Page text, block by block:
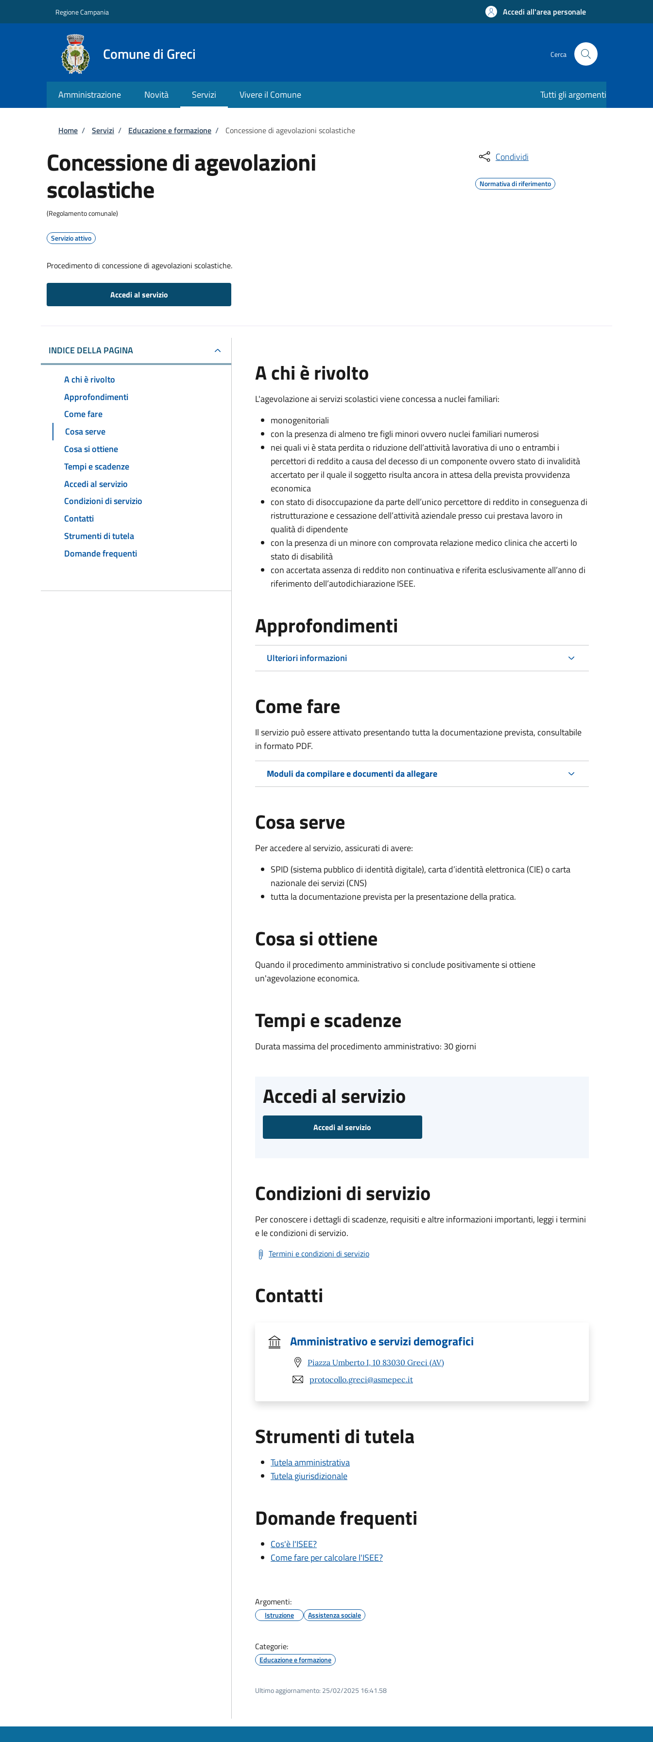
Regione Campania Accedi all'area personale
Comune di Greci Cerca
Amministrazione Novità Servizi Vivere il Comune Tutti gli argomenti
Briciole di pane
Home / Servizi / Educazione e formazione / Concessione di agevolazioni scolastiche
Concessione di agevolazioni
scolastiche
(Regolamento comunale)
Servizio attivo
Procedimento di concessione di agevolazioni scolastiche.
Accedi al servizio
Condividi
Normativa di riferimento
INDICE DELLA PAGINA
A chi è rivolto
Approfondimenti
Come fare
Cosa serve
Cosa si ottiene
Tempi e scadenze
Accedi al servizio
Condizioni di servizio
Contatti
Strumenti di tutela
Domande frequenti
A chi è rivolto
L'agevolazione ai servizi scolastici viene concessa a nuclei familiari:
monogenitoriali
con la presenza di almeno tre figli minori ovvero nuclei familiari numerosi
nei quali vi è stata perdita o riduzione dell’attività lavorativa di uno o entrambi i
percettori di reddito a causa del decesso di un componente ovvero stato di invalidità
accertato per il quale il soggetto risulta ancora in attesa della prevista provvidenza
economica
con stato di disoccupazione da parte dell’unico percettore di reddito in conseguenza di
ristrutturazione e cessazione dell’attività aziendale presso cui prestava lavoro in
qualità di dipendente
con la presenza di un minore con comprovata relazione medico clinica che accerti lo
stato di disabilità
con accertata assenza di reddito non continuativa e riferita esclusivamente all’anno di
riferimento dell’autodichiarazione ISEE.
Approfondimenti
Ulteriori informazioni
Come fare
Il servizio può essere attivato presentando tutta la documentazione prevista, consultabile
in formato PDF.
Moduli da compilare e documenti da allegare
Cosa serve
Per accedere al servizio, assicurati di avere:
SPID (sistema pubblico di identità digitale), carta d’identità elettronica (CIE) o carta
nazionale dei servizi (CNS)
tutta la documentazione prevista per la presentazione della pratica.
Cosa si ottiene
Quando il procedimento amministrativo si conclude positivamente si ottiene
un'agevolazione economica.
Tempi e scadenze
Durata massima del procedimento amministrativo: 30 giorni
Accedi al servizio
Accedi al servizio
Condizioni di servizio
Per conoscere i dettagli di scadenze, requisiti e altre informazioni importanti, leggi i termini
e le condizioni di servizio.
Termini e condizioni di servizio
Contatti
Amministrativo e servizi demografici
Piazza Umberto I, 10 83030 Greci (AV)
protocollo.greci@asmepec.it
Strumenti di tutela
Tutela amministrativa
Tutela giurisdizionale
Domande frequenti
Cos'è l'ISEE?
Come fare per calcolare l'ISEE?
Argomenti:
Istruzione Assistenza sociale
Categorie:
Educazione e formazione
Ultimo aggiornamento: 25/02/2025 16:41.58